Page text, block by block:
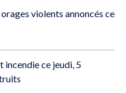
violents annoncés ce
incendie ce jeudi, 5